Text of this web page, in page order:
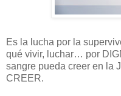
Es la lucha por la
qué vivir, luchar… por
sangre pueda creer en la
CREER.